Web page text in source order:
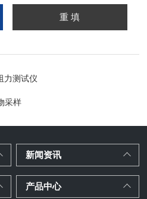
力测试仪
采样
新闻资讯
产品中心